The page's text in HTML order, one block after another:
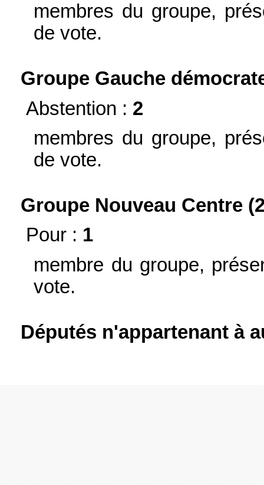
membres du groupe,
de vote.
Groupe Gauche
Abstention : 2
membres du groupe,
de vote.
Groupe Nouveau Centre
Pour : 1
membre du groupe,
vote.
Députés n'appartenant à